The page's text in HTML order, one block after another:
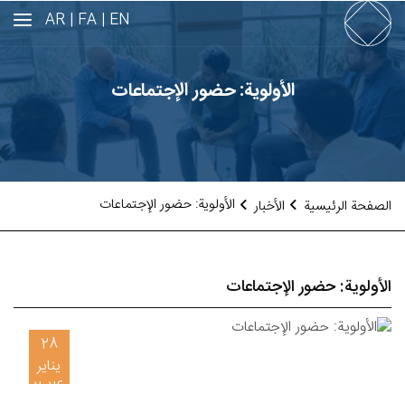
EN |
FA |
AR
الأولوية: حضور الإجتماعات
الصفحة الرئيسية الأخبار الأولوية: حضور الإجتماعات
الأولوية: حضور الإجتماعات
28
يناير
2026